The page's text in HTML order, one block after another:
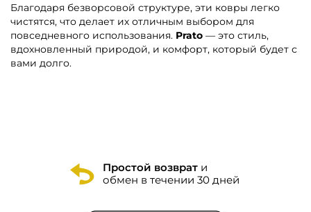
Благодаря безворсовой структуре, эти ковры легко
чистятся, что делает их отличным выбором для
повседневного использования. Prato — это стиль,
вдохновленный природой, и комфорт, который будет с
вами долго.
Простой возврати
обмен в течении 30 дней